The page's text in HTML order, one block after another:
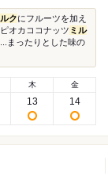
クにフルーツを加え
オカココナッツ ミル
まったりとした味の
木
13
金
14